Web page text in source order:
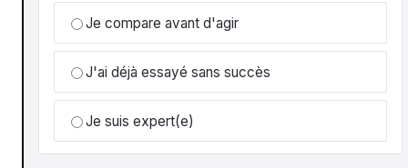
Je compare avant d'agir
J'ai déjà essayé sans succès
Je suis expert(e)